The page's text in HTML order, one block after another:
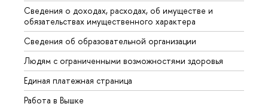
Сведения о доходах, расходах, об имуществе и
обязательствах имущественного характера
Сведения об образовательной организации
Людям с ограниченными возможностями здоровья
Единая платежная страница
Работа в Вышке